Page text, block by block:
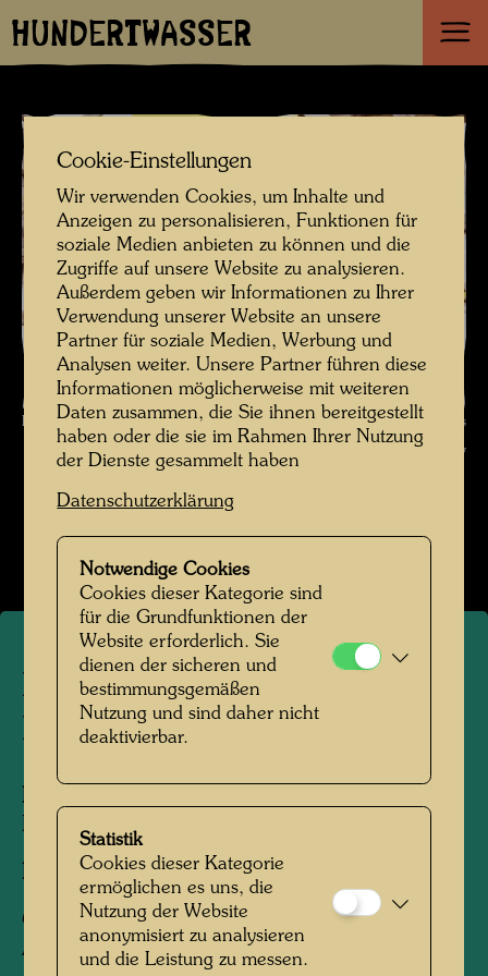
HUNDERTWASSER
Hundertwasser auf der Baustelle , Fotograf: Heliopolis Inc. © Heliopolis
Inc. / Hundertwasser Archiv
Hundertwasser auf der Baustelle
Bildergalerie öffnen
Hundertwasser auf der
Baustelle
Personen am Foto:
Hundertwasser
Fotograf:Heliopolis Inc.
Copyright:Heliopolis Inc. / Hundertwasser
Archiv
Cookie-Einstellungen
Wir verwenden Cookies, um Inhalte und
Anzeigen zu personalisieren, Funktionen für
soziale Medien anbieten zu können und die
Zugriffe auf unsere Website zu analysieren.
Außerdem geben wir Informationen zu Ihrer
Verwendung unserer Website an unsere
Partner für soziale Medien, Werbung und
Analysen weiter. Unsere Partner führen diese
Informationen möglicherweise mit weiteren
Daten zusammen, die Sie ihnen bereitgestellt
haben oder die sie im Rahmen Ihrer Nutzung
der Dienste gesammelt haben
Datenschutzerklärung
Notwendige Cookies
Cookies dieser Kategorie sind
für die Grundfunktionen der
Website erforderlich. Sie
dienen der sicheren und
bestimmungsgemäßen
Nutzung und sind daher nicht
deaktivierbar.
Statistik
Cookies dieser Kategorie
ermöglichen es uns, die
Nutzung der Website
anonymisiert zu analysieren
und die Leistung zu messen.